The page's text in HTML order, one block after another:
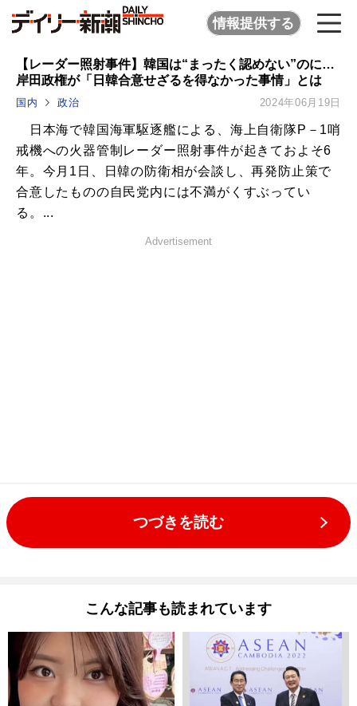
情報提供する
【レーダー照射事件】韓国は“まったく認めない”のに…
岸田政権が「日韓合意せざるを得なかった事情」とは
国内 政治 2024年06月19日
日本海で韓国海軍駆逐艦による、海上自衛隊P－1哨
戒機への火器管制レーダー照射事件が起きておよそ6
年。今月1日、日韓の防衛相が会談し、再発防止策で
合意したものの自民党内には不満がくすぶってい
る。...
Advertisement
つづきを読む
こんな記事も読まれています